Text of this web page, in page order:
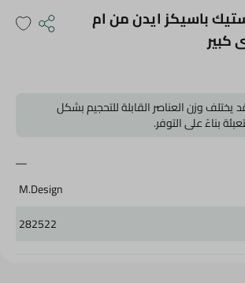
باسيكز ايدن من ام
يختلف وزن العناصر القابلة للتحجيم بشكل
بناءً على التوفر.
M.Design
282522